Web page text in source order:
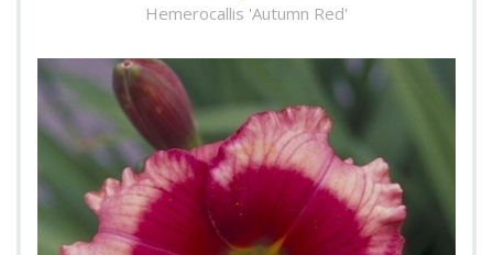
Hemerocallis 'Autumn Red'